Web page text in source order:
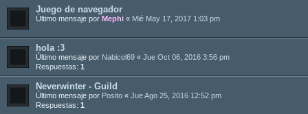
Juego de navegador
Último mensaje por Mephi « Mié May 17, 2017 1:03 pm
hola :3
Último mensaje por Nabicol69 « Jue Oct 06, 2016 3:56 pm
Respuestas: 1
Neverwinter - Guild
Último mensaje por Posito « Jue Ago 25, 2016 12:52 pm
Respuestas: 1